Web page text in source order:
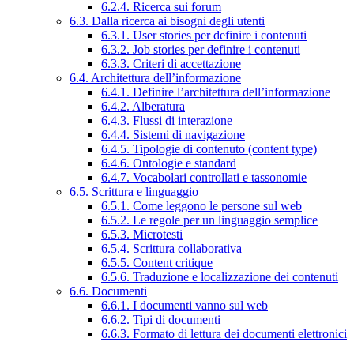
6.2.4. Ricerca sui forum
6.3. Dalla ricerca ai bisogni degli utenti
6.3.1. User stories per definire i contenuti
6.3.2. Job stories per definire i contenuti
6.3.3. Criteri di accettazione
6.4. Architettura dell’informazione
6.4.1. Definire l’architettura dell’informazione
6.4.2. Alberatura
6.4.3. Flussi di interazione
6.4.4. Sistemi di navigazione
6.4.5. Tipologie di contenuto (content type)
6.4.6. Ontologie e standard
6.4.7. Vocabolari controllati e tassonomie
6.5. Scrittura e linguaggio
6.5.1. Come leggono le persone sul web
6.5.2. Le regole per un linguaggio semplice
6.5.3. Microtesti
6.5.4. Scrittura collaborativa
6.5.5. Content critique
6.5.6. Traduzione e localizzazione dei contenuti
6.6. Documenti
6.6.1. I documenti vanno sul web
6.6.2. Tipi di documenti
6.6.3. Formato di lettura dei documenti elettronici